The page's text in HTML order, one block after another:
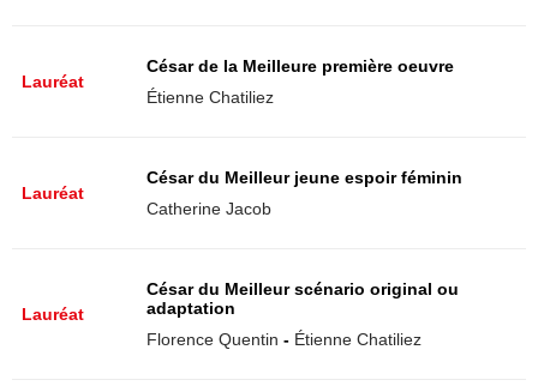
Lauréat
César de la Meilleure première oeuvre
Étienne Chatiliez
Lauréat
César du Meilleur jeune espoir féminin
Catherine Jacob
Lauréat
César du Meilleur scénario original ou
adaptation
Florence Quentin - Étienne Chatiliez